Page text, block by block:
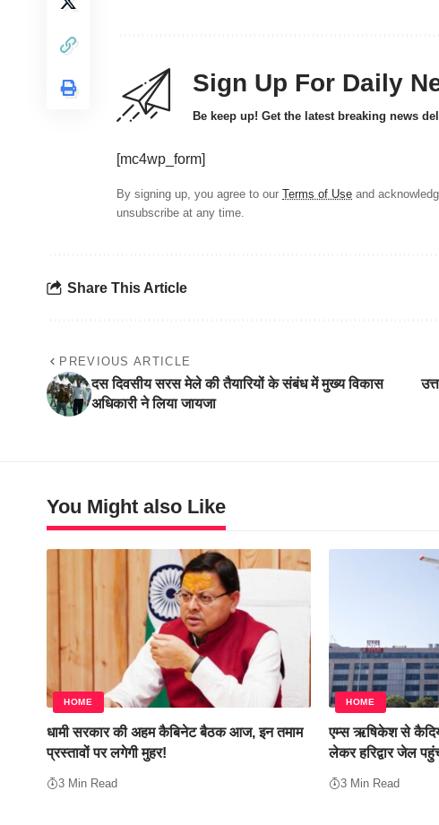
Sign Up For Daily
Be keep up! Get the latest breaking news
[mc4wp_form]
By signing up, you agree to our Terms of Use and
unsubscribe at any time.
Share This Article
PREVIOUS ARTICLE
दस दिवसीय सरस मेले की तैयारियों के संबंध में मुख्य विकास
अधिकारी ने लिया जायजा
You Might also Like
HOME
धामी सरकार की अहम कैबिनेट बैठक आज, इन तमाम
प्रस्तावों पर लगेगी मुहर!
3 Min Read
HOME
एम्स ऋषिकेश से
लेकर हरिद्वार जेल
3 Min Read